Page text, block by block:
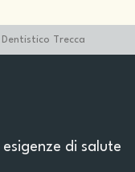
Trecca
di salute